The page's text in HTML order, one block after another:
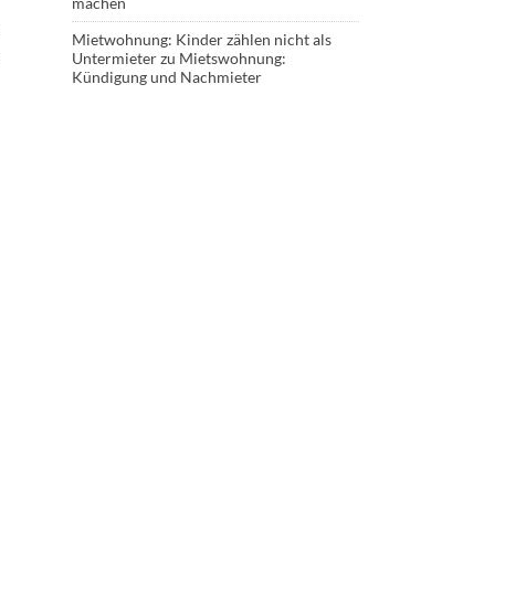
Mietwohnung: Kinder zählen nicht als
Untermieterzu Mietswohnung:
Kündigung und Nachmieter